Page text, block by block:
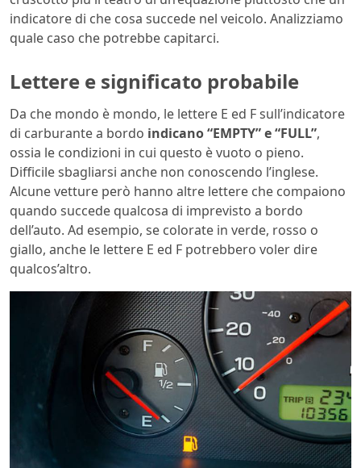
indicatore di che cosa succede nel veicolo. Analizziamo
quale caso che potrebbe capitarci.
Lettere e significato probabile
Da che mondo è mondo, le lettere E ed F sull’indicatore
di carburante a bordo indicano “EMPTY” e “FULL”,
ossia le condizioni in cui questo è vuoto o pieno.
Difficile sbagliarsi anche non conoscendo l’inglese.
Alcune vetture però hanno altre lettere che compaiono
quando succede qualcosa di imprevisto a bordo
dell’auto. Ad esempio, se colorate in verde, rosso o
giallo, anche le lettere E ed F potrebbero voler dire
qualcos’altro.